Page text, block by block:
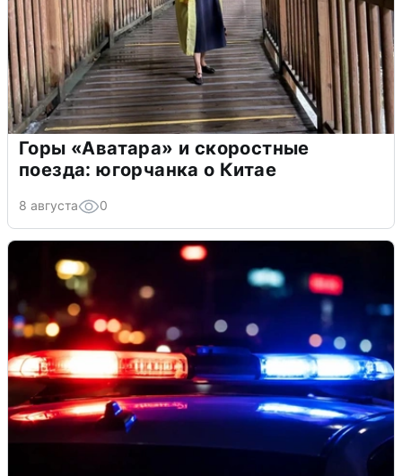
Горы «Аватара» и скоростные
поезда: югорчанка о Китае
8 августа 0